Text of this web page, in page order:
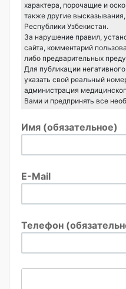
характера, порочащие и
также другие
Республики Узбекистан.
За нарушение правил,
сайта, комментарий
либо предварительных
Для публикации
указать свой реальный
администрация
Вами и предпринять все
Имя (обязательное)
E-Mail
Телефон